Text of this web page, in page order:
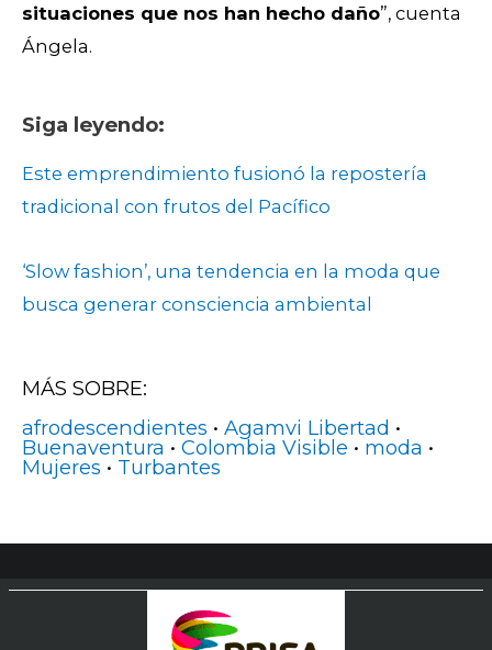
situaciones que nos han hecho daño”, cuenta
Ángela.
Siga leyendo:
Este emprendimiento fusionó la repostería
tradicional con frutos del Pacífico
‘Slow fashion’, una tendencia en la moda que
busca generar consciencia ambiental
MÁS SOBRE:
afrodescendientes • Agamvi Libertad •
Buenaventura • Colombia Visible • moda •
Mujeres • Turbantes